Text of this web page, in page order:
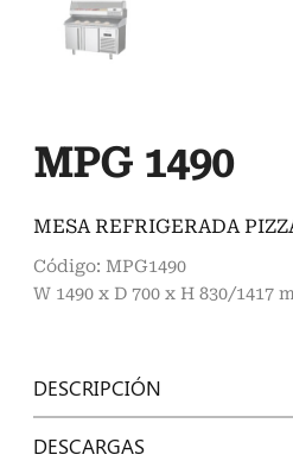
MPG 1490
MESA REFRIGERADA
Código: MPG1490
W 1490 x D 700 x H 830/1417
DESCRIPCIÓN
DESCARGAS